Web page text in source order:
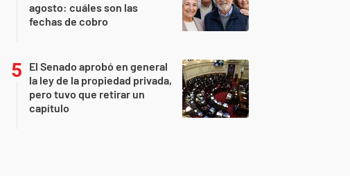
agosto: cuáles son las
fechas de cobro
El Senado aprobó en general
la ley de la propiedad privada,
pero tuvo que retirar un
capítulo